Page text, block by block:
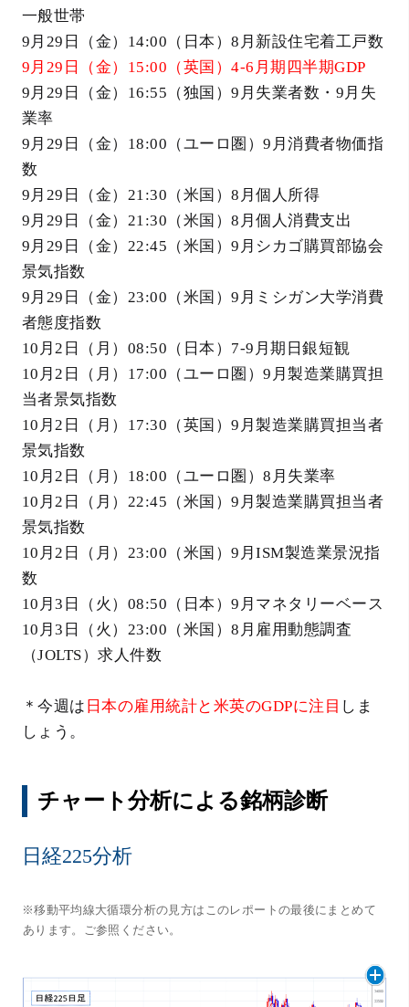
一般世帯
9月29日（金）14:00（日本）8月新設住宅着工戸数
9月29日（金）15:00（英国）4-6月期四半期GDP
9月29日（金）16:55（独国）9月失業者数・9月失
業率
9月29日（金）18:00（ユーロ圏）9月消費者物価指
数
9月29日（金）21:30（米国）8月個人所得
9月29日（金）21:30（米国）8月個人消費支出
9月29日（金）22:45（米国）9月シカゴ購買部協会
景気指数
9月29日（金）23:00（米国）9月ミシガン大学消費
者態度指数
10月2日（月）08:50（日本）7-9月期日銀短観
10月2日（月）17:00（ユーロ圏）9月製造業購買担
当者景気指数
10月2日（月）17:30（英国）9月製造業購買担当者
景気指数
10月2日（月）18:00（ユーロ圏）8月失業率
10月2日（月）22:45（米国）9月製造業購買担当者
景気指数
10月2日（月）23:00（米国）9月ISM製造業景況指
数
10月3日（火）08:50（日本）9月マネタリーベース
10月3日（火）23:00（米国）8月雇用動態調査
（JOLTS）求人件数
＊今週は 日本の雇用統計と米英のGDPに注目 しま
しょう。
チャート分析による銘柄診断
日経225分析
※移動平均線大循環分析の見方はこのレポートの最後にまとめて
あります。ご参照ください。